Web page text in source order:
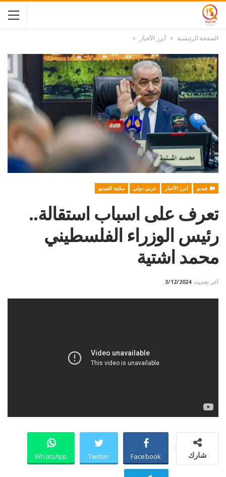
الصفحة الرئيسية أبرز الأخبار
فيديو أبرز الأخبار عربي دولي مكتبة الفيديو
تعرف على اسباب استقالة..
رئيس الوزراء الفلسطيني
محمد اشتية
آخر تحديث 3/12/2024
شارك Facebook
Twitter
WhatsApp